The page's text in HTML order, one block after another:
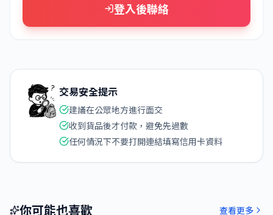
登入後聯絡
交易安全提示
建議在公眾地方進行面交
收到貨品後才付款，避免先過數
任何情況下不要打開連結填寫信用卡資料
你可能也喜歡 查看更多